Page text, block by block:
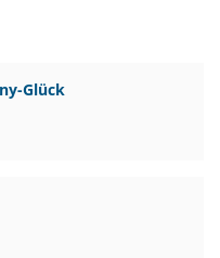
Glück